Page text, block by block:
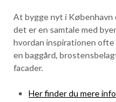
At bygge nyt i København
det er en samtale med
hvordan inspirationen ofte
en baggård,
facader.
Her finder du mere